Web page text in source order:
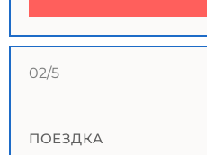
02/5
ПОЕЗДКА